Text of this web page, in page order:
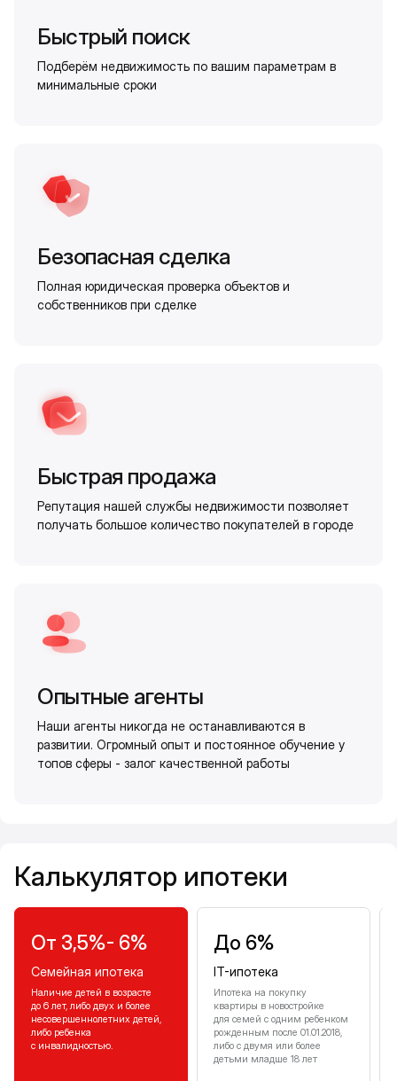
Быстрый поиск
Подберём недвижимость по вашим параметрам в
минимальные сроки
Безопасная сделка
Полная юридическая проверка объектов и
собственников при сделке
Быстрая продажа
Репутация нашей службы недвижимости позволяет
получать большое количество покупателей в городе
Опытные агенты
Наши агенты никогда не останавливаются в
развитии. Огромный опыт и постоянное обучение у
топов сферы - залог качественной работы
Калькулятор ипотеки
От 3,5%- 6%
Семейная ипотека
Наличие детей в возрасте
до 6 лет, либо двух и более
несовершеннолетних детей,
либо ребенка
с инвалидностью.
До 6%
IT-ипотека
Ипотека на покупку
квартиры в новостройке
для семей с одним ребенком
рожденным после 01.01.2018,
либо с двумя или более
детьми младше 18 лет